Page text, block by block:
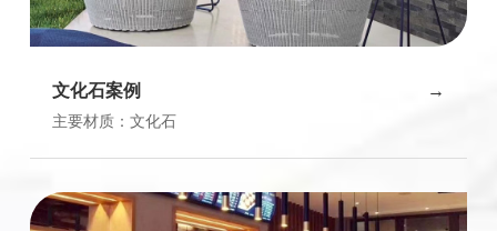
文化石案例
主要材质：文化石